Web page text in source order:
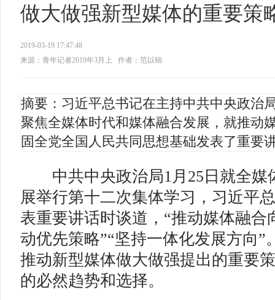
做大做强新型媒体的重要策
2019-03-19 17:47:48
来源：青年记者2019年3月上
作者：范以锦
摘要：习近平总书记在主持中共中央政治
聚焦全媒体时代和媒体融合发展，就推动
固全党全国人民共同思想基础发表了重要
中共中央政治局1月25日就全
展举行第十二次集体学习，习近平
表重要讲话时谈道，“推动媒体融合
动优先策略”“坚持一体化发展方向”
推动新型媒体做大做强提出的重要
的必然趋势和选择。